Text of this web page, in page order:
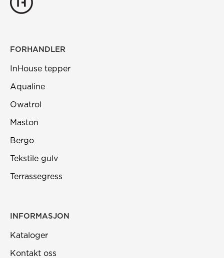
FORHANDLER
InHouse tepper
Aqualine
Owatrol
Maston
Bergo
Tekstile gulv
Terrassegress
INFORMASJON
Kataloger
Kontakt oss